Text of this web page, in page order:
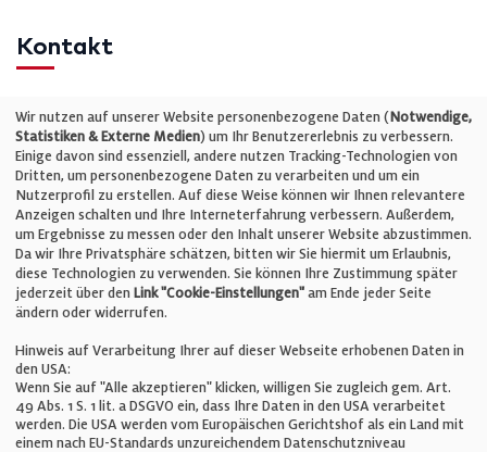
Kontakt
Telefon: +49 (0)711 2585563-0
E-Mail:info@bauelemente-bau.eu
Unternehmen
Impressum
Cookie-Einstellungen
Wir nutzen auf unserer Website personenbezogene Daten (Notwendige,
Statistiken & Externe Medien) um Ihr Benutzererlebnis zu verbessern.
Einige davon sind essenziell, andere nutzen Tracking-Technologien von
Dritten, um personenbezogene Daten zu verarbeiten und um ein
Nutzerprofil zu erstellen. Auf diese Weise können wir Ihnen relevantere
Anzeigen schalten und Ihre Interneterfahrung verbessern. Außerdem,
um Ergebnisse zu messen oder den Inhalt unserer Website abzustimmen.
Da wir Ihre Privatsphäre schätzen, bitten wir Sie hiermit um Erlaubnis,
diese Technologien zu verwenden. Sie können Ihre Zustimmung später
jederzeit über den Link "Cookie-Einstellungen" am Ende jeder Seite
ändern oder widerrufen.
Hinweis auf Verarbeitung Ihrer auf dieser Webseite erhobenen Daten in
den USA:
Wenn Sie auf "Alle akzeptieren" klicken, willigen Sie zugleich gem. Art.
49 Abs. 1 S. 1 lit. a DSGVO ein, dass Ihre Daten in den USA verarbeitet
werden. Die USA werden vom Europäischen Gerichtshof als ein Land mit
einem nach EU-Standards unzureichendem Datenschutzniveau